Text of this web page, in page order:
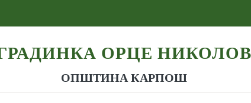
ОРЦЕ НИКОЛОВ
ОПШТИНА КАРПОШ